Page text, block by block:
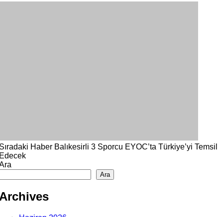
Haber Balıkesirli 3 Sporcu EYOC’ta Türkiye’yi Temsil
Ara